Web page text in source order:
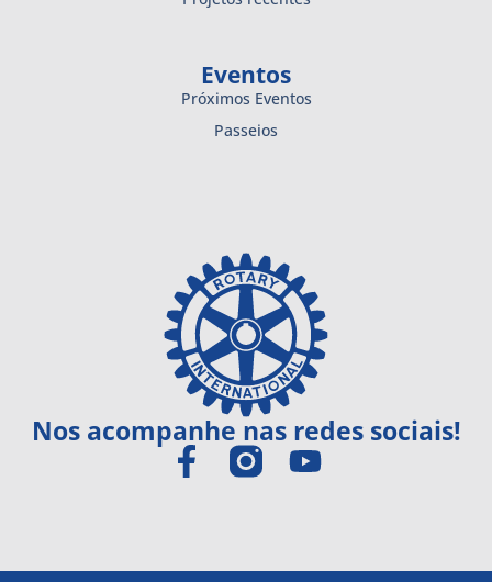
Eventos
Próximos Eventos
Passeios
Nos acompanhe nas redes sociais!